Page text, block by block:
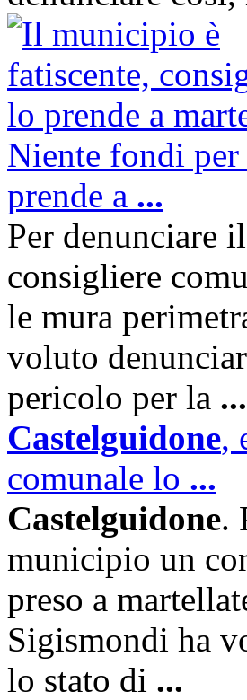
Niente fondi
prende a ...
Per denunciare
consigliere
le mura
voluto
pericolo per la ...
Castelguidone,
comunale lo ...
Castelguidone.
municipio un
preso a
Sigismondi ha
lo stato di ...